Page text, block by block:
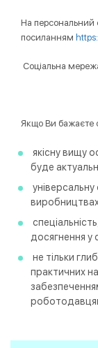
На персональний
посиланням
Соціальна
Якщо Ви бажаєте
якісну вищу
буде
універсальну
досягнення у
не тільки
практичних